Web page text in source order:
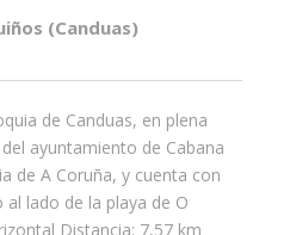
(Canduas)
de Canduas, en plena
ayuntamiento de Cabana
de A Coruña, y cuenta con
lado de la playa de O
Distancia: 7,57 km